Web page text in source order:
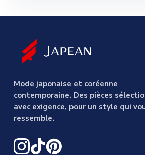
Mode japonaise et coréenne
contemporaine. Des pièces
avec exigence, pour un style qui
ressemble.